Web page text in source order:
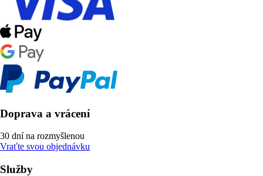
Doprava a vrácení
30 dní na rozmyšlenou
Vraťte svou objednávku
Služby